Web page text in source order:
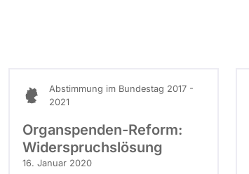
Abstimmung im Bundestag 2017 -
2021
Organspenden-Reform:
Widerspruchslösung
16. Januar 2020